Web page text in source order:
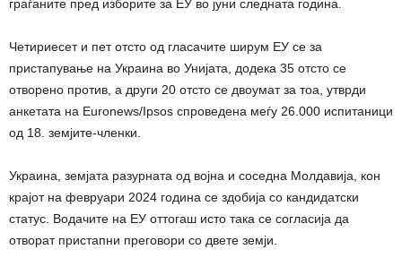
граѓаните пред изборите за ЕУ во јуни следната година.
Четириесет и пет отсто од гласачите ширум ЕУ се за
пристапување на Украина во Унијата, додека 35 отсто се
отворено против, а други 20 отсто се двоумат за тоа, утврди
анкетата на Euronews/Ipsos спроведена меѓу 26.000 испитаници
од 18. земјите-членки.
Украина, земјата разурната од војна и соседна Молдавија, кон
крајот на февруари 2024 година се здобија со кандидатски
статус. Водачите на ЕУ оттогаш исто така се согласија да
отворат пристапни преговори со двете земји.